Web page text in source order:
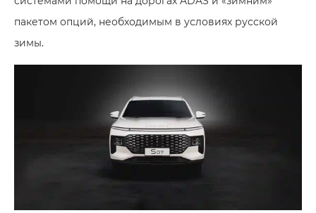
пакетом опций, необходимым в условиях русской
зимы.